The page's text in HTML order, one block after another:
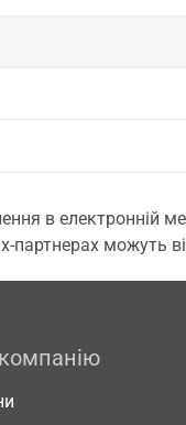
в електронній
можуть